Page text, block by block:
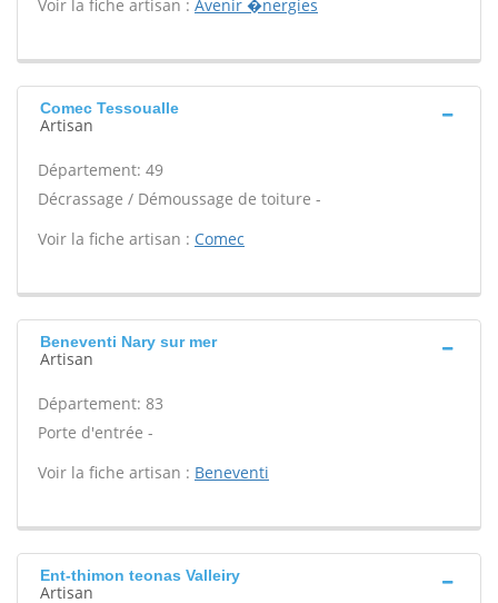
Voir la fiche artisan : Avenir �nergies
Comec Tessoualle
Artisan
Département: 49
Décrassage / Démoussage de toiture -
Voir la fiche artisan : Comec
Beneventi Nary sur mer
Artisan
Département: 83
Porte d'entrée -
Voir la fiche artisan : Beneventi
Ent-thimon teonas Valleiry
Artisan